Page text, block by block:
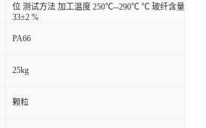
位 测试方法 加工温度 250℃--290℃ ℃ 玻纤含量
33±2 %
PA66
25kg
颗粒